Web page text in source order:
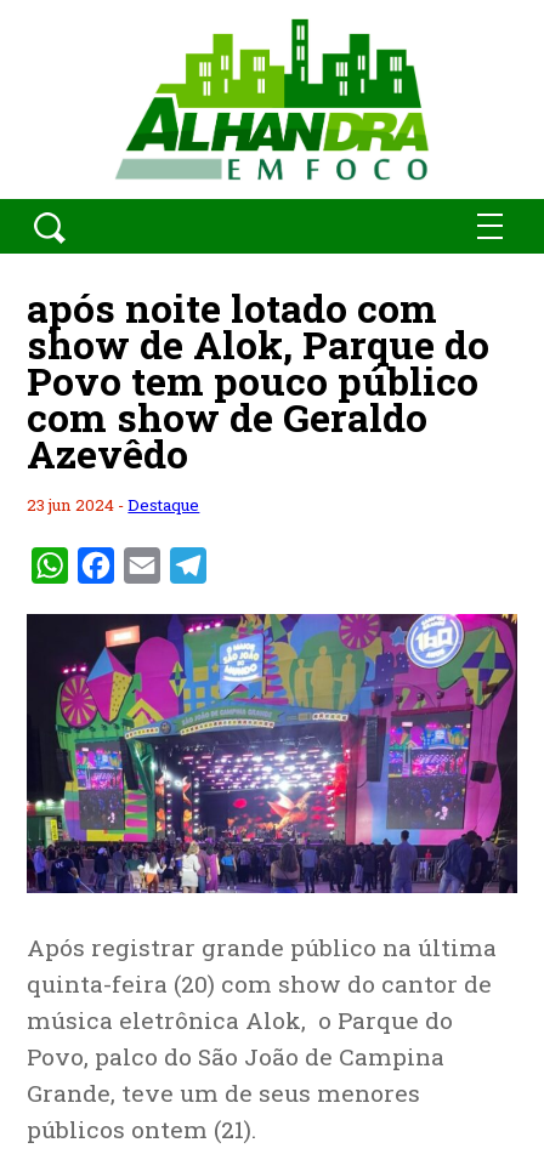
após noite lotado com
show de Alok, Parque do
Povo tem pouco público
com show de Geraldo
Azevêdo
23 jun 2024 -Destaque
WhatsAppFacebook
Email
Após registrar grande público na última
quinta-feira (20) com show do cantor de
música eletrônica Alok, o Parque do
Povo, palco do São João de Campina
Grande, teve um de seus menores
públicos ontem (21).